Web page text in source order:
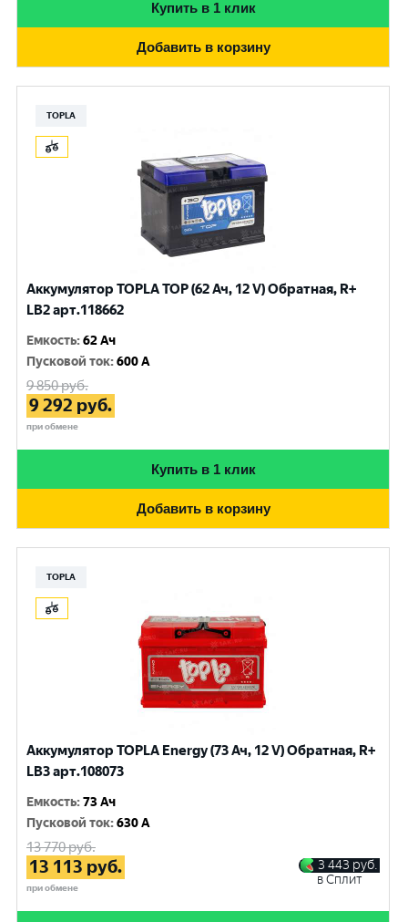
Купить в 1 клик
Добавить в корзину
TOPLA
Аккумулятор TOPLA TOP (62 Ач, 12 V) Обратная, R+
LB2 арт.118662
Емкость:62 Ач
Пусковой ток:600 A
9 850руб.
9 292 руб.
при обмене
Купить в 1 клик
Добавить в корзину
TOPLA
Аккумулятор TOPLA Energy (73 Ач, 12 V) Обратная, R+
LB3 арт.108073
Емкость:73 Ач
Пусковой ток:630 A
13 770руб.
13 113 руб.
при обмене
3 443 руб.
в Сплит